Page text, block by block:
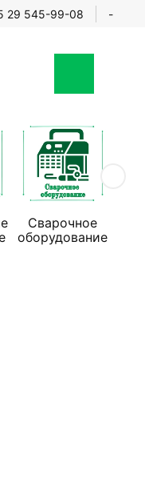
29 545-99-08 -
Сварочное
оборудование